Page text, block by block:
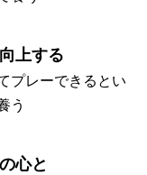
上する
プレーできるとい
う
心と